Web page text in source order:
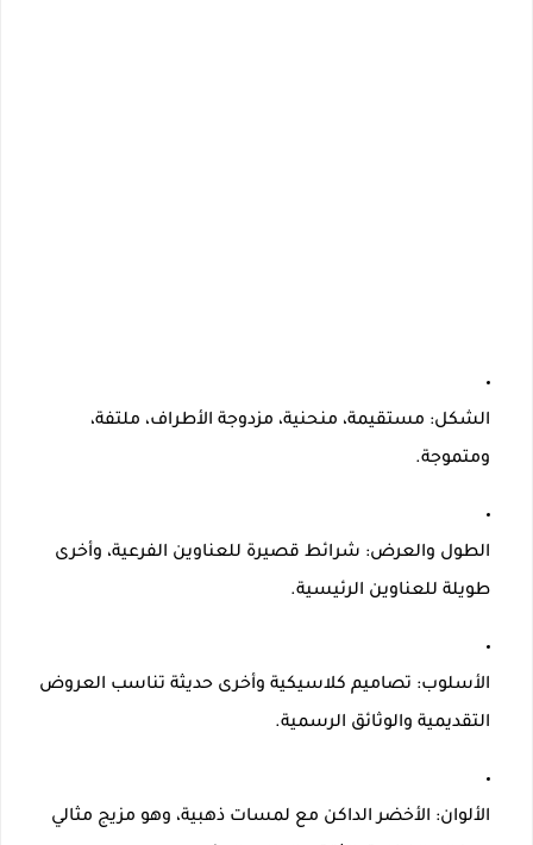
الشكل: مستقيمة، منحنية، مزدوجة الأطراف، ملتفة،
ومتموجة.
الطول والعرض: شرائط قصيرة للعناوين الفرعية، وأخرى
طويلة للعناوين الرئيسية.
الأسلوب: تصاميم كلاسيكية وأخرى حديثة تناسب العروض
التقديمية والوثائق الرسمية.
الألوان: الأخضر الداكن مع لمسات ذهبية، وهو مزيج مثالي